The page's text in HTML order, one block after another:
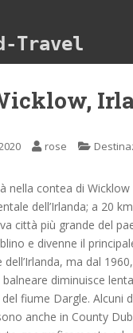
Travel
rose
nella contea di
dell’Irlanda; a 20
città più grande del
e divenne il
ma dal
diminuisce
fiume Dargle. Alcuni
anche in County